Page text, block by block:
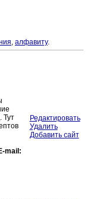
, алфавиту.
Тут
mail:
Редактировать
Удалить
Добавить сайт